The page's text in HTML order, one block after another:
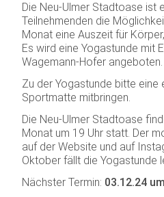
Die Neu-Ulmer Stadtoase ist
Teilnehmenden die
Monat eine Auszeit für
Es wird eine Yogastunde mit
Wagemann-Hofer angeboten.
Zu der Yogastunde bitte eine
Sportmatte mitbringen.
Die Neu-Ulmer Stadtoase
Monat um 19 Uhr statt. Der
auf der Website und auf
Oktober fällt die Yogastunde
Nächster Termin: 03.12.24